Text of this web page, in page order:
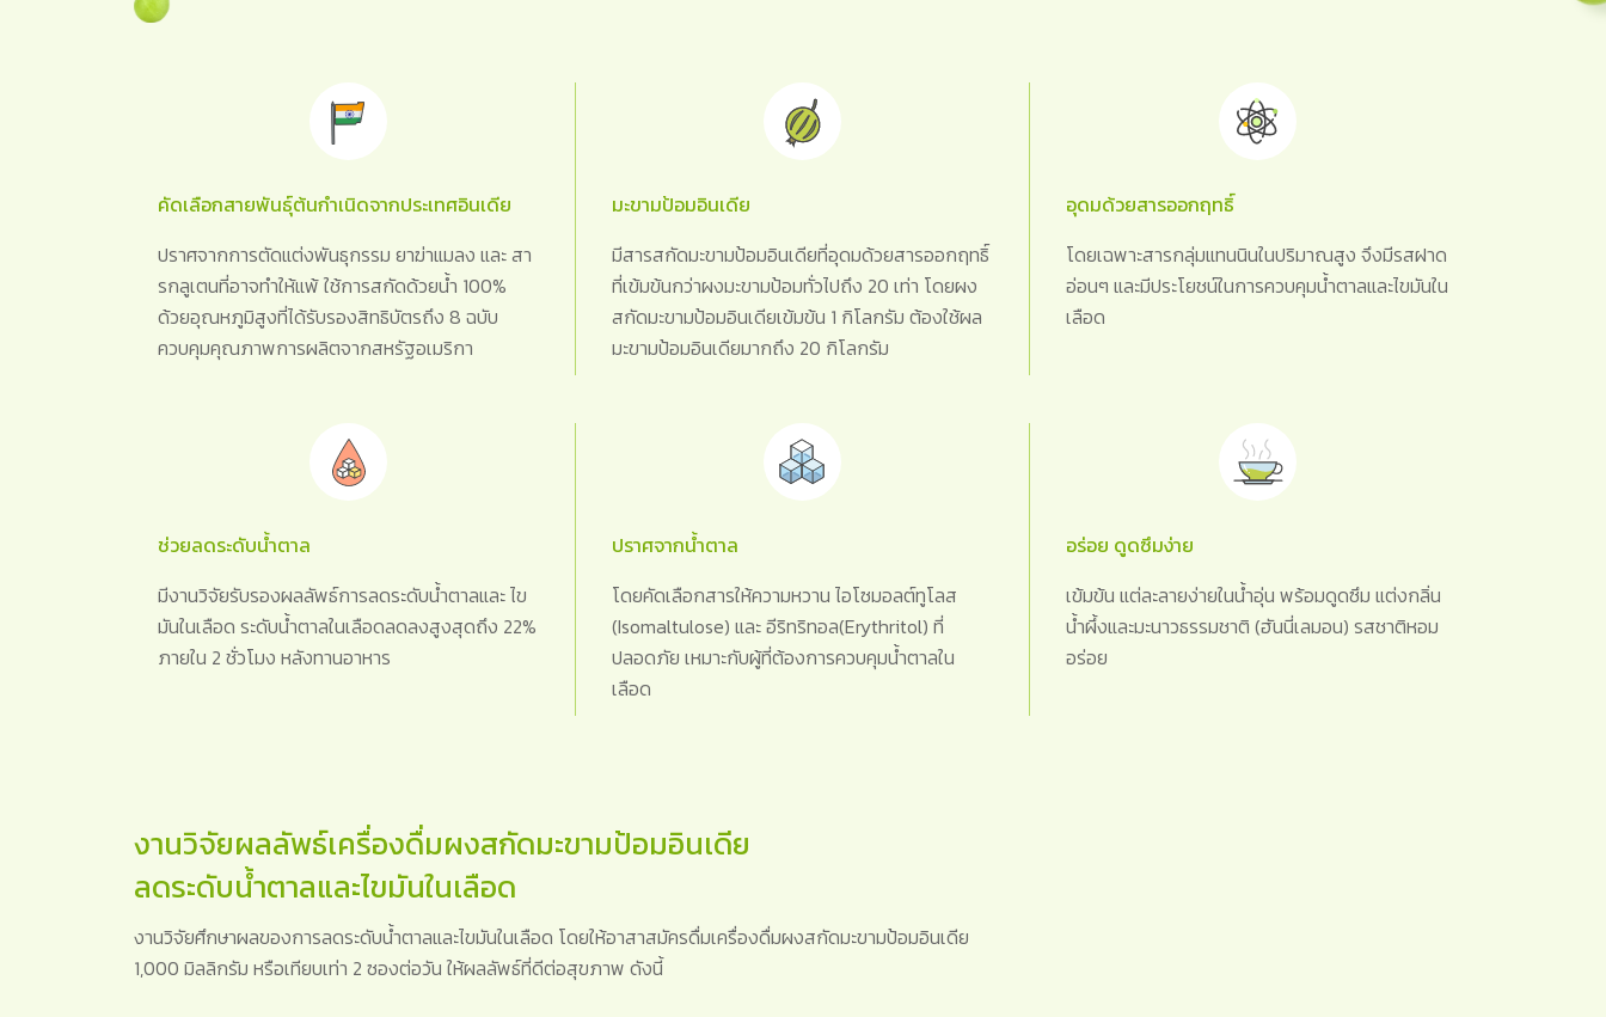
คัดเลือกสายพันธุ์ต้นกำเนิดจากประเทศอินเดีย
ปราศจากการตัดแต่งพันธุกรรม ยาฆ่าแมลง และ สา
รกลูเตนที่อาจทำให้แพ้ ใช้การสกัดด้วยน้ำ 100%
ด้วยอุณหภูมิสูงที่ได้รับรองสิทธิบัตรถึง 8 ฉบับ
ควบคุมคุณภาพการผลิตจากสหรัฐอเมริกา
มะขามป้อมอินเดีย
มีสารสกัดมะขามป้อมอินเดียที่อุดมด้วยสารออกฤทธิ์
ที่เข้มข้นกว่าผงมะขามป้อมทั่วไปถึง 20 เท่า โดยผง
สกัดมะขามป้อมอินเดียเข้มข้น 1 กิโลกรัม ต้องใช้ผล
มะขามป้อมอินเดียมากถึง 20 กิโลกรัม
อุดมด้วยสารออกฤทธิ์
โดยเฉพาะสารกลุ่มแทนนินในปริมาณสูง จึงมีรสฝาด
อ่อนๆ และมีประโยชน์ในการควบคุมน้ำตาลและไขมันใน
เลือด
ช่วยลดระดับน้ำตาล
มีงานวิจัยรับรองผลลัพธ์การลดระดับน้ำตาลและ ไข
มันในเลือด ระดับน้ำตาลในเลือดลดลงสูงสุดถึง 22%
ภายใน 2 ชั่วโมง หลังทานอาหาร
ปราศจากน้ำตาล
โดยคัดเลือกสารให้ความหวาน ไอโซมอลต์ทูโลส
(Isomaltulose) และ อีริทริทอล(Erythritol) ที่
ปลอดภัย เหมาะกับผู้ที่ต้องการควบคุมน้ำตาลใน
เลือด
อร่อย ดูดซึมง่าย
เข้มข้น แต่ละลายง่ายในน้ำอุ่น พร้อมดูดซึม แต่งกลิ่น
น้ำผึ้งและมะนาวธรรมชาติ (ฮันนี่เลมอน) รสชาติหอม
อร่อย
งานวิจัยผลลัพธ์เครื่องดื่มผงสกัดมะขามป้อมอินเดีย
ลดระดับน้ำตาลและไขมันในเลือด
งานวิจัยศึกษาผลของการลดระดับน้ำตาลและไขมันในเลือด โดยให้อาสาสมัครดื่มเครื่องดื่มผงสกัดมะขามป้อมอินเดีย
1,000 มิลลิกรัม หรือเทียบเท่า 2 ซองต่อวัน ให้ผลลัพธ์ที่ดีต่อสุขภาพ ดังนี้